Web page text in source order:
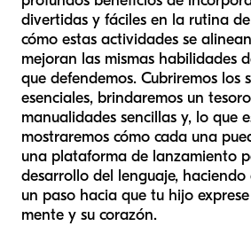
divertidas y fáciles en la rutina
cómo estas actividades se
mejoran las mismas habilidades
que defendemos. Cubriremos los
esenciales, brindaremos un
manualidades sencillas y, lo que
mostraremos cómo cada una
una plataforma de lanzamiento
desarrollo del lenguaje, haciendo
un paso hacia que tu hijo
mente y su corazón.